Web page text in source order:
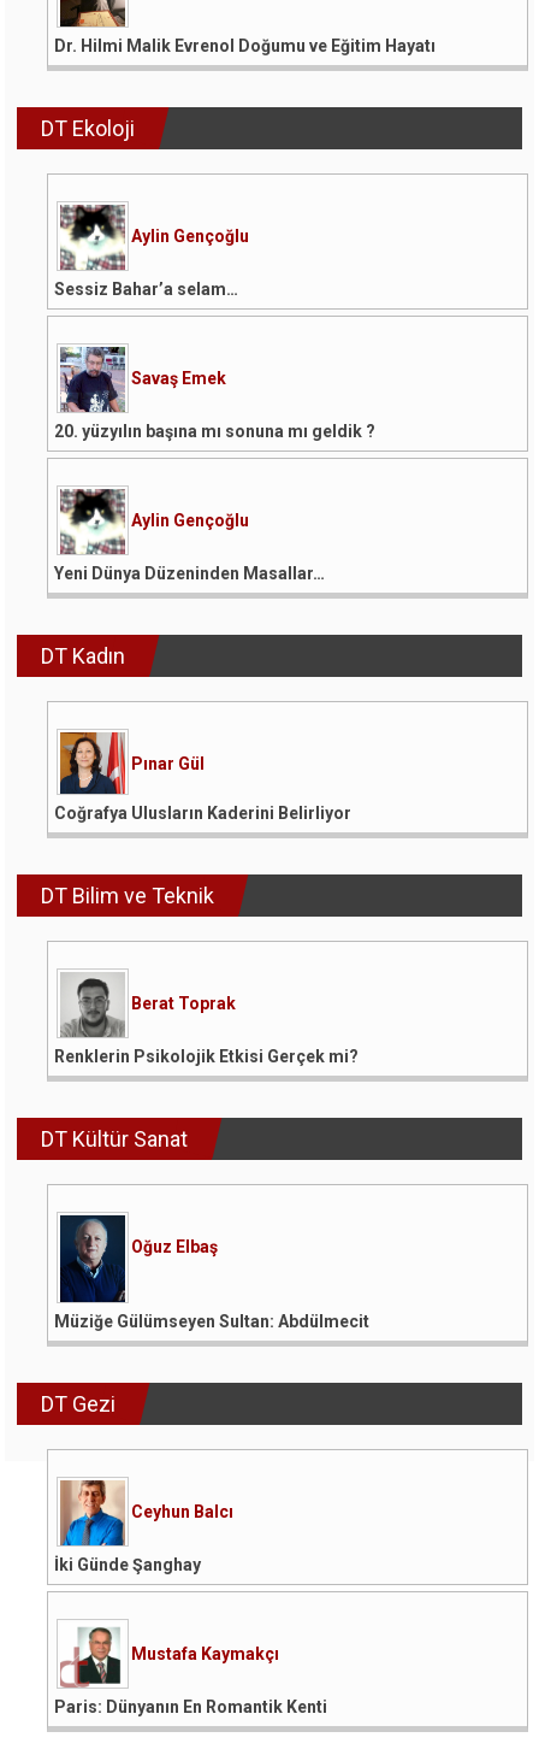
Dr. Hilmi Malik Evrenol Doğumu ve Eğitim Hayatı
DT Ekoloji
Aylin Gençoğlu
Sessiz Bahar’a selam…
Savaş Emek
20. yüzyılın başına mı sonuna mı geldik ?
Aylin Gençoğlu
Yeni Dünya Düzeninden Masallar…
DT Kadın
Pınar Gül
Coğrafya Ulusların Kaderini Belirliyor
DT Bilim ve Teknik
Berat Toprak
Renklerin Psikolojik Etkisi Gerçek mi?
DT Kültür Sanat
Oğuz Elbaş
Müziğe Gülümseyen Sultan: Abdülmecit
DT Gezi
Ceyhun Balcı
İki Günde Şanghay
Mustafa Kaymakçı
Paris: Dünyanın En Romantik Kenti